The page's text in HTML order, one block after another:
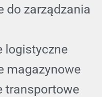
do zarządzania
logistyczne
magazynowe
transportowe